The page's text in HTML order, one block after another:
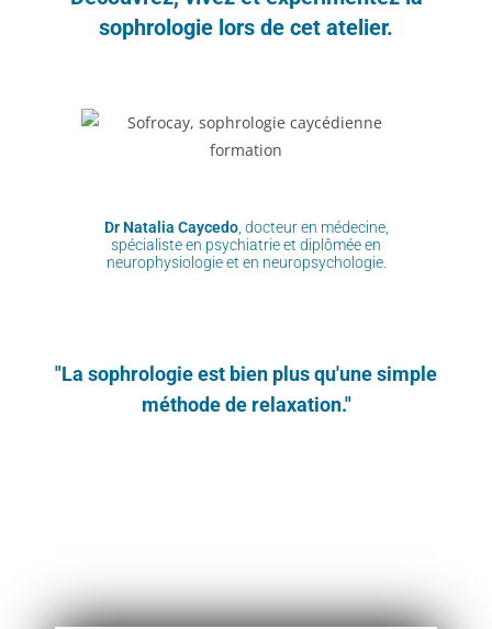
sophrologie lors de cet atelier.
Dr Natalia Caycedo, docteur en médecine,
spécialiste en psychiatrie et diplômée en
neurophysiologie et en neuropsychologie.
"La sophrologie est bien plus qu'une simple
méthode de relaxation."